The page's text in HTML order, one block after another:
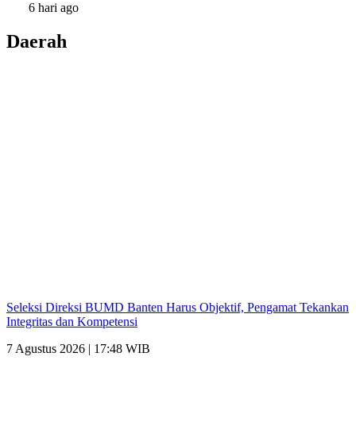
6 hari ago
Daerah
Seleksi Direksi BUMD Banten Harus Objektif, Pengamat Tekankan
Integritas dan Kompetensi
7 Agustus 2026 | 17:48 WIB